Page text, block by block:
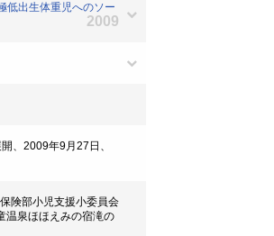
低出生体重児へのソー
2009
、2009年9月27日、
険部小児支援小委員会
温泉ほほえみの宿滝の